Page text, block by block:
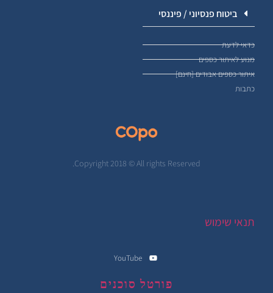
ביטוח פנסיוני / פיננסי
כדאי לדעת
מנוע לאיתור כספים
איתור כספים אבודים [חינם]
כתבות
Copyright 2018 © All rights Reserved.
תנאי שימוש
YouTube
פורטל סוכנים